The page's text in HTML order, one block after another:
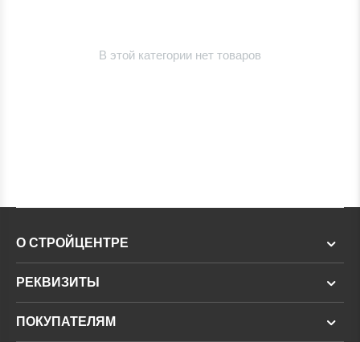
В этой категории нет товаров
О СТРОЙЦЕНТРЕ
РЕКВИЗИТЫ
ПОКУПАТЕЛЯМ